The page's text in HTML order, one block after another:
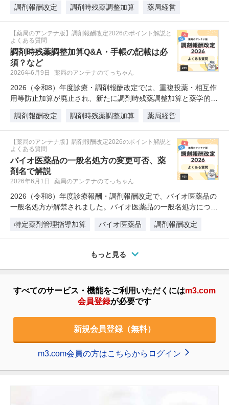
調剤報酬改定
調剤時残薬調整加算 薬局経営
【薬局のアンテナ版】調剤報酬改定2026のポイント解説と
よくある質問
調剤時残薬調整加算Q&A・手帳の記載は必
須？など
2026年6月9日 薬局のアンテナのてっちゃん
2026（令和8）年度診療・調剤報酬改定では、重複投薬・相互作
用等防止加算が廃止され、新たに調剤時残薬調整加算と薬学的
調剤報酬改定
調剤時残薬調整加算 薬局経営
【薬局のアンテナ版】調剤報酬改定2026のポイント解説と
よくある質問
バイオ医薬品の一般名処方の変更可否、薬
剤名で解説
2026年6月1日 薬局のアンテナのてっちゃん
2026（令和8）年度診療報酬・調剤報酬改定で、バイオ医薬品の
一般名処方が解禁されました。バイオ医薬品の一般名処方につ
特定薬剤管理指導加算
バイオ医薬品 調剤報酬改定
もっと見る
すべてのサービス・機能をご利用いただくにはm3.com
会員登録が必要です
新規会員登録（無料）
m3.com会員の方はこちらからログイン